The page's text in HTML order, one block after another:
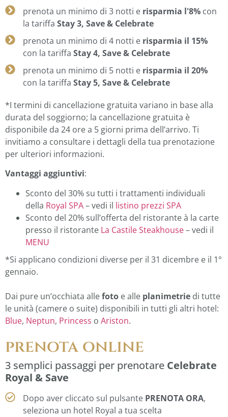
prenota un minimo di 3 notti e risparmia l'8% con
la tariffa Stay 3, Save & Celebrate
prenota un minimo di 4 notti e risparmia il 15%
con la tariffa Stay 4, Save & Celebrate
prenota un minimo di 5 notti e risparmia il 20%
con la tariffa Stay 5, Save & Celebrate
*I termini di cancellazione gratuita variano in base alla
durata del soggiorno; la cancellazione gratuita è
disponibile da 24 ore a 5 giorni prima dell’arrivo. Ti
invitiamo a consultare i dettagli della tua prenotazione
per ulteriori informazioni.
Vantaggi aggiuntivi:
Sconto del 30% su tutti i trattamenti individuali
della Royal SPA– vedi il listino prezzi SPA
Sconto del 20% sull’offerta del ristorante à la carte
presso il ristorante La Castile Steakhouse– vedi il
MENU
*Si applicano condizioni diverse per il 31 dicembre e il 1°
gennaio.
Dai pure un’occhiata allefoto e alle planimetrie di tutte
le unità (camere o suite) disponibili in tutti gli altri hotel:
Blue, Neptun, Princess o Ariston.
prenota online
3 semplici passaggi per prenotare Celebrate
Royal & Save
Dopo aver cliccato sul pulsante PRENOTA ORA,
seleziona un hotel Royal a tua scelta